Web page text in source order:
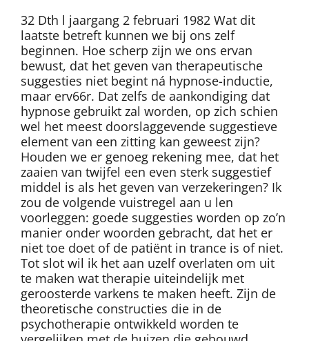
32 Dth l jaargang 2 februari 1982 Wat dit
laatste betreft kunnen we bij ons zelf
beginnen. Hoe scherp zijn we ons ervan
bewust, dat het geven van therapeutische
suggesties niet begint ná hypnose-inductie,
maar erv66r. Dat zelfs de aankondiging dat
hypnose gebruikt zal worden, op zich schien
wel het meest doorslaggevende suggestieve
element van een zitting kan geweest zijn?
Houden we er genoeg rekening mee, dat het
zaaien van twijfel een even sterk suggestief
middel is als het geven van verzekeringen? Ik
zou de volgende vuistregel aan u len
voorleggen: goede suggesties worden op zo’n
manier onder woorden gebracht, dat het er
niet toe doet of de patiënt in trance is of niet.
Tot slot wil ik het aan uzelf overlaten om uit
te maken wat therapie uiteindelijk met
geroosterde varkens te maken heeft. Zijn de
theoretische constructies die in de
psychotherapie ontwikkeld worden te